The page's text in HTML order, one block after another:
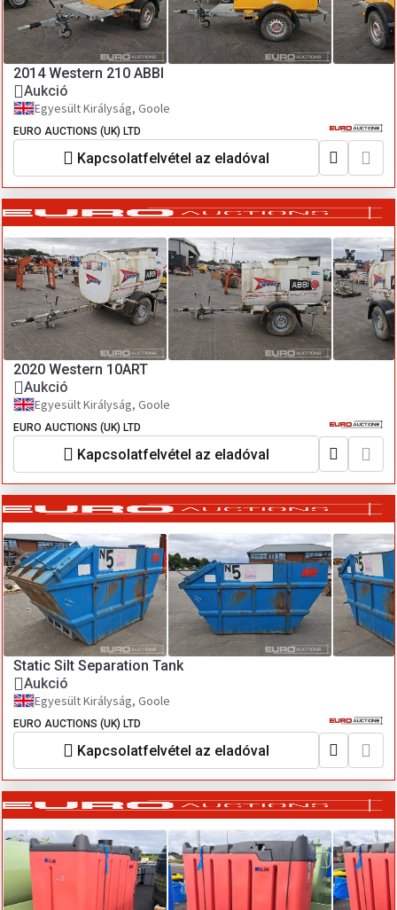
2014 Western 210 ABBI
Aukció
Egyesült Királyság, Goole
EURO AUCTIONS (UK) LTD
Kapcsolatfelvétel az eladóval
2020 Western 10ART
Aukció
Egyesült Királyság, Goole
EURO AUCTIONS (UK) LTD
Kapcsolatfelvétel az eladóval
Static Silt Separation Tank
Aukció
Egyesült Királyság, Goole
EURO AUCTIONS (UK) LTD
Kapcsolatfelvétel az eladóval